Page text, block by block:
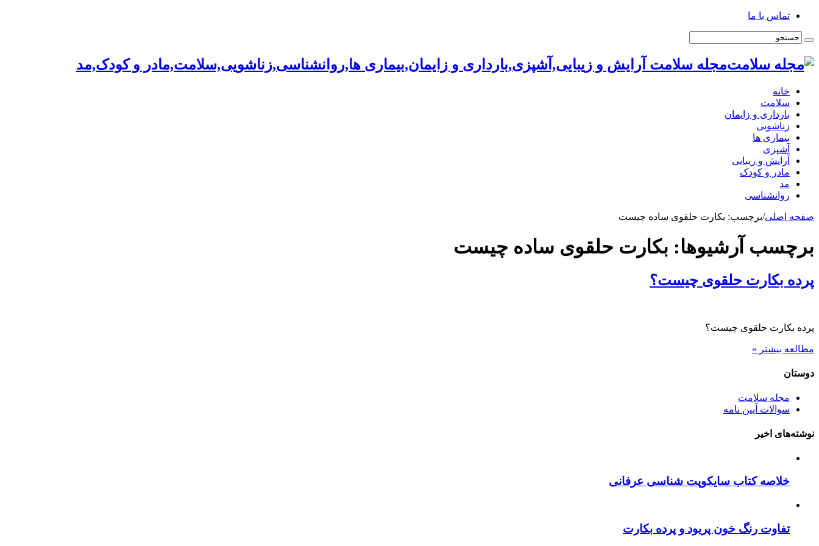
تماس با ما
مجله سلامت آرایش و زیبایی,آشپزی,بارداری و زایمان,بیماری ها,روانشناسی,زناشویی,سلامت,مادر و کودک,مد
خانه
سلامت
بارداری و زایمان
زناشویی
بیماری ها
آشپزی
آرایش و زیبایی
مادر و کودک
مد
روانشناسی
صفحه اصلی/برچسب: بکارت حلقوی ساده چیست
برچسب آرشیوها: بکارت حلقوی ساده چیست
پرده بکارت حلقوی چیست؟
پرده بکارت حلقوی چیست؟
مطالعه بیشتر »
دوستان
مجله سلامت
سوالات آیین نامه
نوشته‌های اخیر
خلاصه کتاب سایکوپت شناسی عرفانی
تفاوت رنگ خون پریود و پرده بکارت